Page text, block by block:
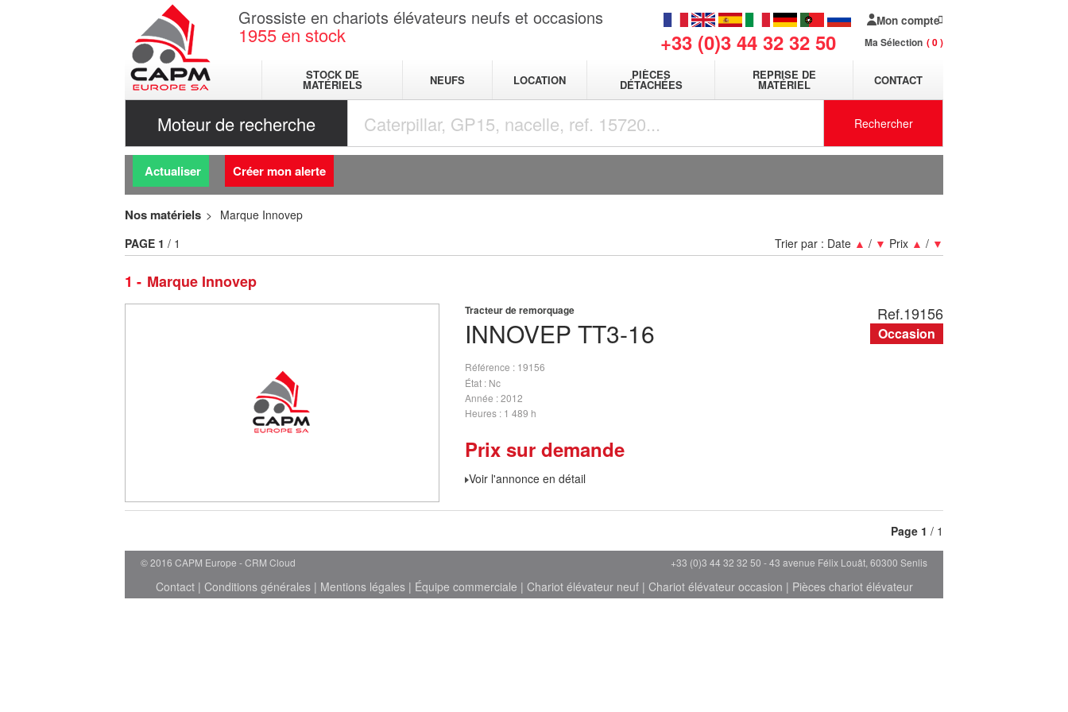
Grossiste en chariots élévateurs neufs et occasions
1955 en stock +33 (0)3 44 32 32 50
Mon compte
Ma Sélection 0
STOCK DE
MATÉRIELS NEUFS LOCATION PIÈCES
DÉTACHÉES
REPRISE DE
MATÉRIEL CONTACT
Moteur de recherche Rechercher
Actualiser Créer mon alerte
Nos matériels Marque Innovep
1 Marque Innovep
Trier par : Date ▲ / ▼ Prix ▲ / ▼
PAGE 1 / 1
INNOVEP TT3-16
Tracteur de remorquage
Référence
19156
État Nc
Année 2012
Heures 1 489 h
Prix sur demande
Voir l'annonce en détail
Ref.19156
Occasion
Page 1 / 1
© 2016 CAPM Europe CRM Cloud +33 (0)3 44 32 32 50 - 43 avenue Félix Louât, 60300 Senlis
Contact| Conditions générales| Mentions légales| Équipe commerciale | Chariot élévateur neuf| Chariot élévateur occasion | Pièces chariot élévateur